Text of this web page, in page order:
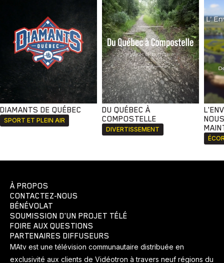
DIAMANTS DE QUÉBEC
SPORT ET PLEIN AIR
DU QUÉBEC À
COMPOSTELLE
DIVERTISSEMENT
À PROPOS
CONTACTEZ-NOUS
BÉNÉVOLAT
SOUMISSION D'UN PROJET TÉLÉ
FOIRE AUX QUESTIONS
PARTENAIRES DIFFUSEURS
MAtv est une télévision communautaire distribuée en
exclusivité aux clients de Vidéotron à travers neuf régions du